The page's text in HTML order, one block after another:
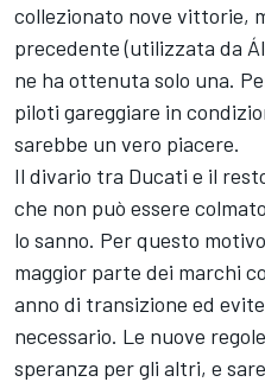
collezionato nove vittorie,
precedente (utilizzata da
ne ha ottenuta solo una.
piloti gareggiare in
sarebbe un vero piacere.
Il divario tra Ducati e il
che non può essere
lo sanno. Per questo
maggior parte dei marchi
anno di transizione ed
necessario. Le nuove
speranza per gli altri, e